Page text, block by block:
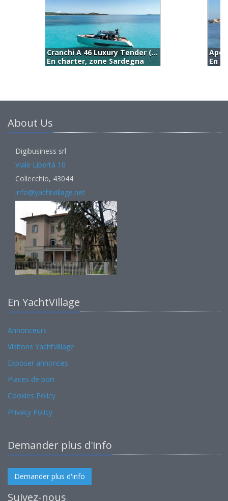
Apex Yachts Apex 60 (2022)
En charter, zone Sardegna
About Us
Digibusiness srl
Viale Libertà 10
Collecchio, 43044
info@yachtvillage.net
En YachtVillage
Annonceurs
Visitons YachtVillage
Exposer annonces
Places de port
Cookies Policy
Privacy Policy
Demander plus d'info
Demander plus d'info
Suivez-nous